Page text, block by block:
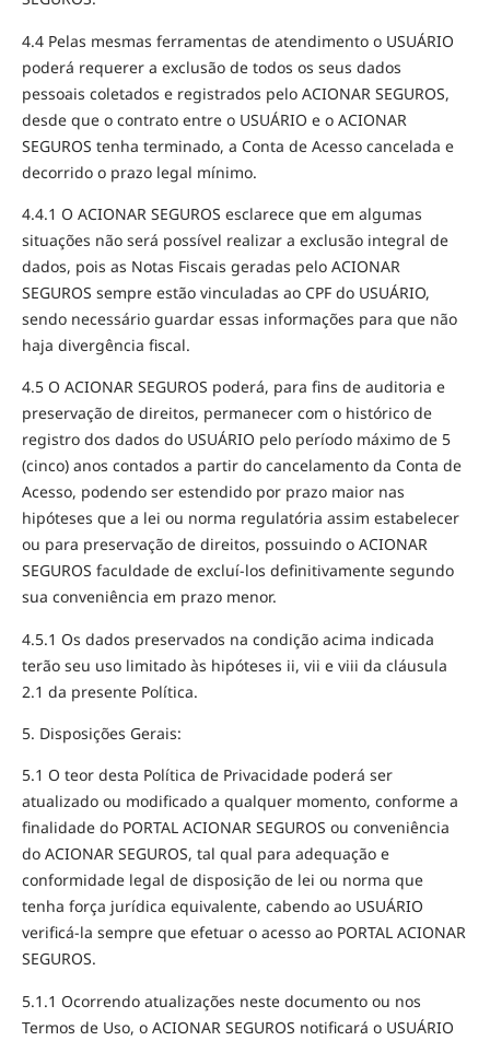
4.4 Pelas mesmas ferramentas de atendimento o USUÁRIO
poderá requerer a exclusão de todos os seus dados
pessoais coletados e registrados pelo ACIONAR SEGUROS,
desde que o contrato entre o USUÁRIO e o ACIONAR
SEGUROS tenha terminado, a Conta de Acesso cancelada e
decorrido o prazo legal mínimo.
4.4.1 O ACIONAR SEGUROS esclarece que em algumas
situações não será possível realizar a exclusão integral de
dados, pois as Notas Fiscais geradas pelo ACIONAR
SEGUROS sempre estão vinculadas ao CPF do USUÁRIO,
sendo necessário guardar essas informações para que não
haja divergência fiscal.
4.5 O ACIONAR SEGUROS poderá, para fins de auditoria e
preservação de direitos, permanecer com o histórico de
registro dos dados do USUÁRIO pelo período máximo de 5
(cinco) anos contados a partir do cancelamento da Conta de
Acesso, podendo ser estendido por prazo maior nas
hipóteses que a lei ou norma regulatória assim estabelecer
ou para preservação de direitos, possuindo o ACIONAR
SEGUROS faculdade de excluí-los definitivamente segundo
sua conveniência em prazo menor.
4.5.1 Os dados preservados na condição acima indicada
terão seu uso limitado às hipóteses ii, vii e viii da cláusula
2.1 da presente Política.
5. Disposições Gerais:
5.1 O teor desta Política de Privacidade poderá ser
atualizado ou modificado a qualquer momento, conforme a
finalidade do PORTAL ACIONAR SEGUROS ou conveniência
do ACIONAR SEGUROS, tal qual para adequação e
conformidade legal de disposição de lei ou norma que
tenha força jurídica equivalente, cabendo ao USUÁRIO
verificá-la sempre que efetuar o acesso ao PORTAL ACIONAR
SEGUROS.
5.1.1 Ocorrendo atualizações neste documento ou nos
Termos de Uso, o ACIONAR SEGUROS notificará o USUÁRIO